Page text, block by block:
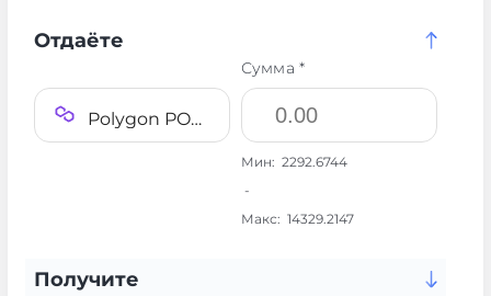
Отдаёте
Polygon POLYGON POL
Сумма *
Мин: 2292.6744
-
Макс: 14329.2147
Получите